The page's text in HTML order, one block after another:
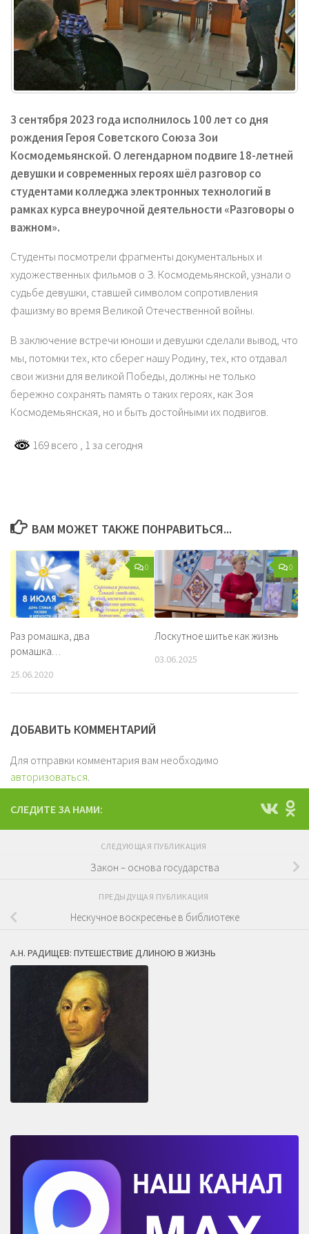
3 сентября 2023 года исполнилось 100 лет со дня
рождения Героя Советского Союза Зои
Космодемьянской. О легендарном подвиге 18-летней
девушки и современных героях шёл разговор со
студентами колледжа электронных технологий в
рамках курса внеурочной деятельности «Разговоры о
важном».
Студенты посмотрели фрагменты документальных и
художественных фильмов о З. Космодемьянской, узнали о
судьбе девушки, ставшей символом сопротивления
фашизму во время Великой Отечественной войны.
В заключение встречи юноши и девушки сделали вывод, что
мы, потомки тех, кто сберег нашу Родину, тех, кто отдавал
свои жизни для великой Победы, должны не только
бережно сохранять память о таких героях, как Зоя
Космодемьянская, но и быть достойными их подвигов.
169 всего , 1 за сегодня
ВАМ МОЖЕТ ТАКЖЕ ПОНРАВИТЬСЯ...
0
Раз ромашка, два
ромашка…
25.06.2020
0
Лоскутное шитье как жизнь
03.06.2025
ДОБАВИТЬ КОММЕНТАРИЙ
Для отправки комментария вам необходимо
авторизоваться
СЛЕДИТЕ ЗА НАМИ:
СЛЕДУЮЩАЯ ПУБЛИКАЦИЯ
Закон – основа государства
ПРЕДЫДУЩАЯ ПУБЛИКАЦИЯ
Нескучное воскресенье в библиотеке
А.Н. РАДИЩЕВ: ПУТЕШЕСТВИЕ ДЛИНОЮ В ЖИЗНЬ